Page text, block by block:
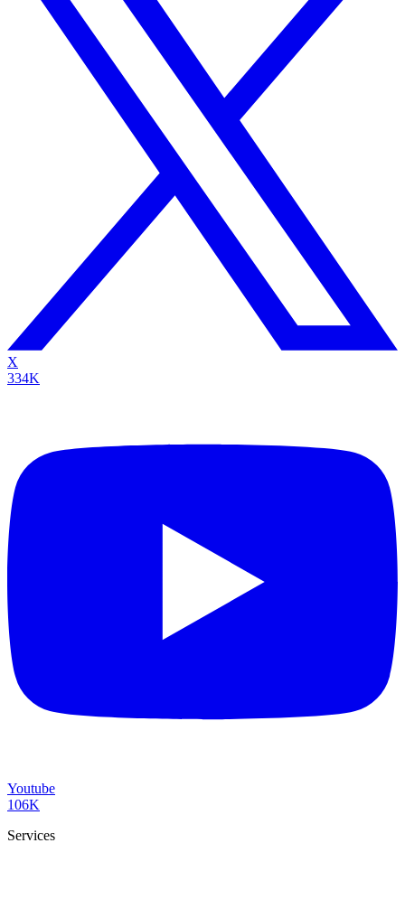
X
334K
Youtube
106K
Services